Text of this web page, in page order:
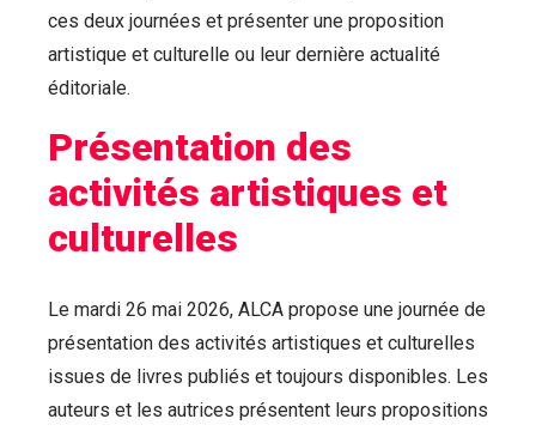
ces deux journées et présenter une proposition
artistique et culturelle ou leur dernière actualité
éditoriale.
Présentation des
activités artistiques et
culturelles
Le mardi 26 mai 2026, ALCA propose une journée de
présentation des activités artistiques et culturelles
issues de livres publiés et toujours disponibles. Les
auteurs et les autrices présentent leurs propositions